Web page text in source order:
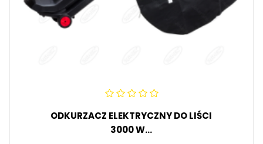
ODKURZACZ ELEKTRYCZNY DO LIŚCI
3000 W...